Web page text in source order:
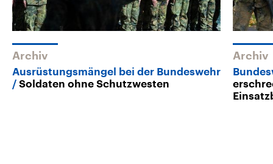
Archiv
Ausrüstungsmängel bei der Bundeswehr
Soldaten ohne Schutzwesten
Archiv